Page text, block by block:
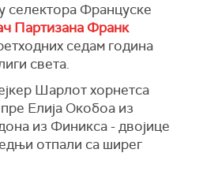
селектора Француске
Партизана Франк
седам година
света.
Шарлот хорнетса
Елија Окобоа из
из Финикса - двојице
отпали са ширег